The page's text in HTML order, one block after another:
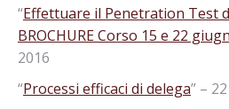
“Effettuare il Penetration Test
BROCHURE Corso 15 e 22
2016
“Processi efficaci di delega” –